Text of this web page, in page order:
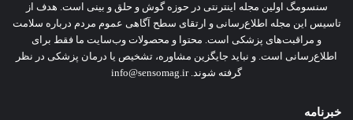
سنسومگ اولین مجله اینترنتی در حوزه گوش و حلق و بینی است. هدف از
تاسیس این مجله اطلاع‌رسانی و ارتقای سطح آگاهی عموم مردم درباره سلامت
و مراقبت‌های پزشکی است. محتوا و محصولات وب‌سایت ما فقط برای
اطلاع‌رسانی است. و نباید جایگزین مشاوره‌، تشخیص یا درمان پزشکی در نظر
گرفته شوند. info@sensomag.ir
خبرنامه